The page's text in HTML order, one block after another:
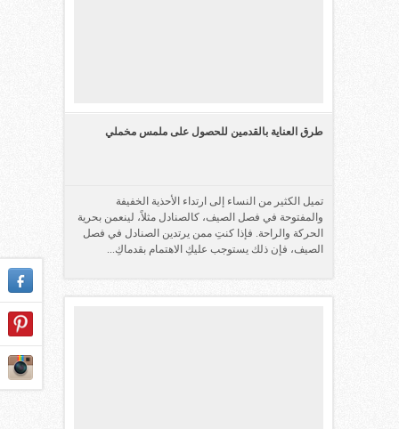
طرق العناية بالقدمين للحصول على ملمس مخملي
تميل الكثير من النساء إلى ارتداء الأحذية الخفيفة
والمفتوحة في فصل الصيف، كالصنادل مثلاً، لينعمن بحرية
الحركة والراحة. فإذا كنتِ ممن يرتدين الصنادل في فصل
الصيف، فإن ذلك يستوجب عليكِ الاهتمام بقدماكِ...